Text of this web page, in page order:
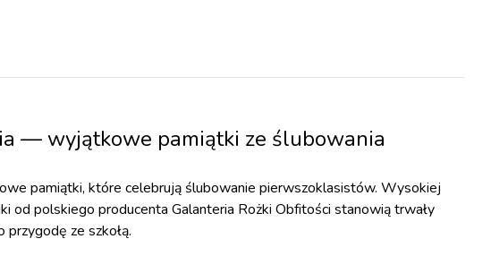
— wyjątkowe pamiątki ze ślubowania
pamiątki, które celebrują ślubowanie pierwszoklasistów. Wysokiej
od polskiego producenta Galanteria Rożki Obfitości stanowią trwały
ze szkołą.